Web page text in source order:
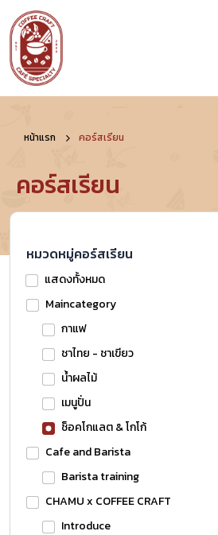
หน้าแรก คอร์สเรียน
คอร์สเรียน
หมวดหมู่คอร์สเรียน
แสดงทั้งหมด
Maincategory
กาแฟ
ชาไทย - ชาเขียว
น้ำผลไม้
เมนูปั่น
ช็อคโกแลต & โกโก้
Cafe and Barista
Barista training
CHAMU x COFFEE CRAFT
Introduce